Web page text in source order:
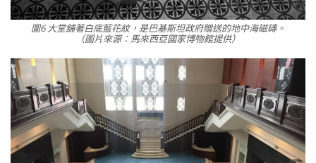
圖6 大堂舖著白底藍花紋，是巴基斯坦政府贈送的地中海磁磚。
（圖片來源：馬來西亞國家博物館提供）